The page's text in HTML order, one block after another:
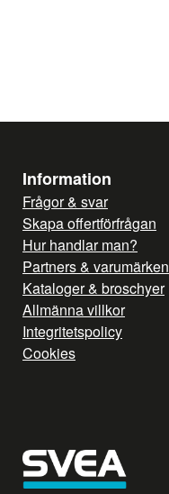
Information
Frågor & svar
Skapa offertförfrågan
Hur handlar man?
Partners & varumärken
Kataloger & broschyer
Allmänna villkor
Integritetspolicy
Cookies